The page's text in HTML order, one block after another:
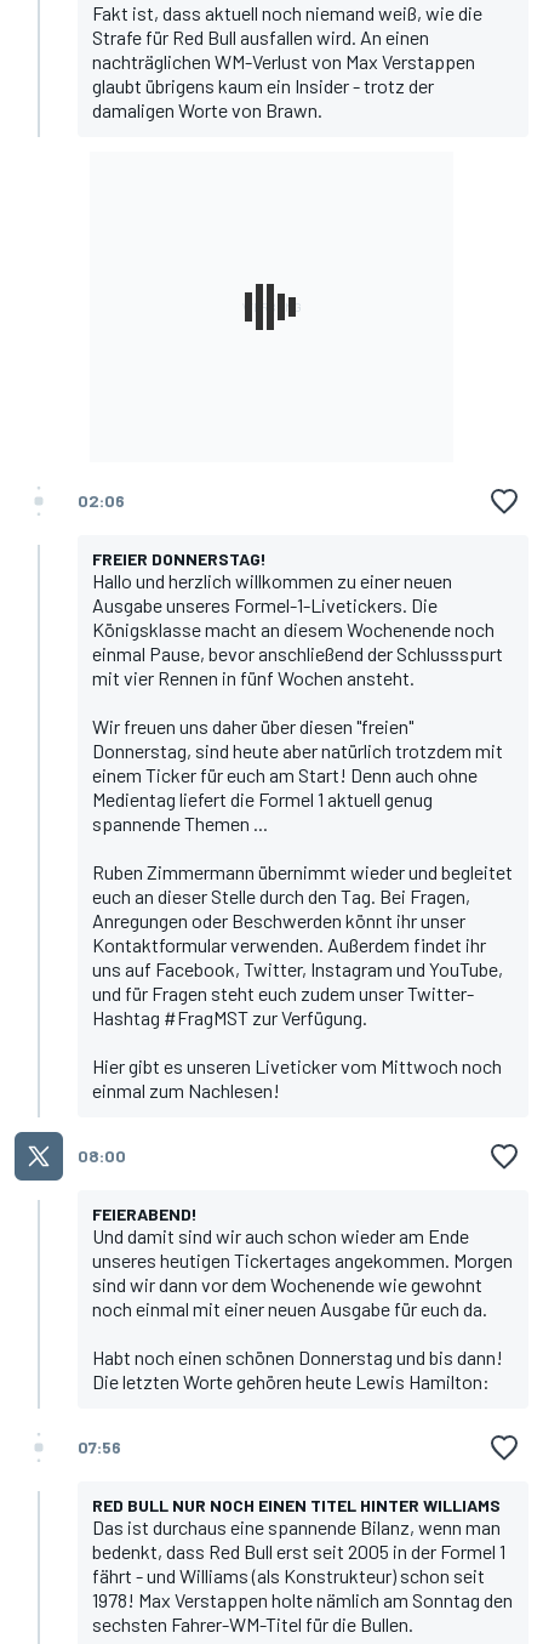
Fakt ist, dass aktuell noch niemand weiß, wie die
Strafe für Red Bull ausfallen wird. An einen
nachträglichen WM-Verlust von Max Verstappen
glaubt übrigens kaum ein Insider - trotz der
damaligen Worte von Brawn.
02:06
FREIER DONNERSTAG!
Hallo und herzlich willkommen zu einer neuen
Ausgabe unseres Formel-1-Livetickers. Die
Königsklasse macht an diesem Wochenende noch
einmal Pause, bevor anschließend der Schlussspurt
mit vier Rennen in fünf Wochen ansteht.
Wir freuen uns daher über diesen "freien"
Donnerstag, sind heute aber natürlich trotzdem mit
einem Ticker für euch am Start! Denn auch ohne
Medientag liefert die Formel 1 aktuell genug
spannende Themen ...
Ruben Zimmermann übernimmt wieder und begleitet
euch an dieser Stelle durch den Tag. Bei Fragen,
Anregungen oder Beschwerden könnt ihr unser
Kontaktformularverwenden. Außerdem findet ihr
uns auf Facebook, Twitter, Instagram und YouTube,
und für Fragen steht euch zudem unser Twitter-
Hashtag #FragMST zur Verfügung.
Hier gibt es unseren Liveticker vom Mittwoch noch
einmal zum Nachlesen!
08:00
FEIERABEND!
Und damit sind wir auch schon wieder am Ende
unseres heutigen Tickertages angekommen. Morgen
sind wir dann vor dem Wochenende wie gewohnt
noch einmal mit einer neuen Ausgabe für euch da.
Habt noch einen schönen Donnerstag und bis dann!
Die letzten Worte gehören heute Lewis Hamilton:
07:56
RED BULL NUR NOCH EINEN TITEL HINTER WILLIAMS
Das ist durchaus eine spannende Bilanz, wenn man
bedenkt, dass Red Bull erst seit 2005 in der Formel 1
fährt - und Williams (als Konstrukteur) schon seit
1978! Max Verstappen holte nämlich am Sonntag den
sechsten Fahrer-WM-Titel für die Bullen.